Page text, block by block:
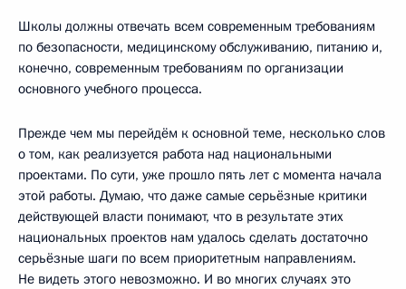
Школы должны отвечать всем современным требованиям
по безопасности, медицинскому обслуживанию, питанию и,
конечно, современным требованиям по организации
основного учебного процесса.
Прежде чем мы перейдём к основной теме, несколько слов
о том, как реализуется работа над национальными
проектами. По сути, уже прошло пять лет с момента начала
этой работы. Думаю, что даже самые серьёзные критики
действующей власти понимают, что в результате этих
национальных проектов нам удалось сделать достаточно
серьёзные шаги по всем приоритетным направлениям.
Не видеть этого невозможно. И во многих случаях это